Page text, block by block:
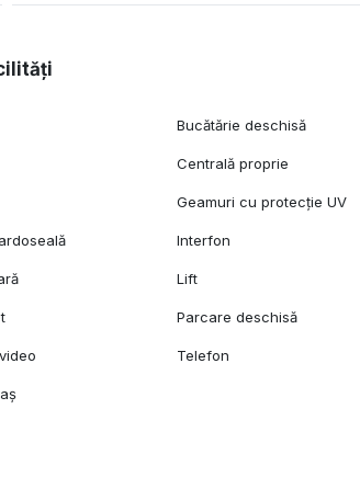
într-o zonă în continuă dezvoltare.
Bucătărie deschisă
Centrală proprie
Geamuri cu protecție UV
Interfon
Lift
Parcare deschisă
Telefon